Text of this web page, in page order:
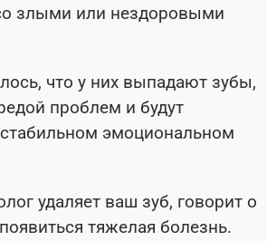
злыми или нездоровыми
что у них выпадают зубы,
проблем и будут
эмоциональном
удаляет ваш зуб, говорит о
тяжелая болезнь.